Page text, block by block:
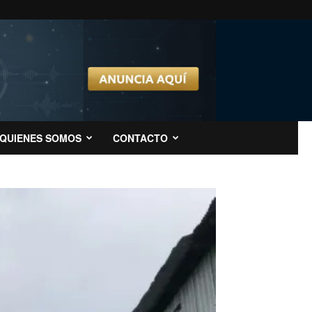
QUIENES SOMOS CONTACTO